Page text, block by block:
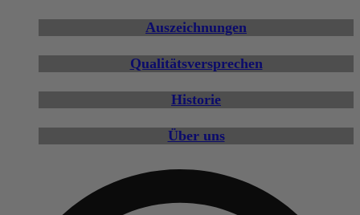
Auszeichnungen
Qualitätsversprechen
Historie
Über uns